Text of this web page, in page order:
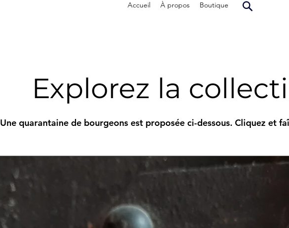
Accueil À propos Boutique
Explorez la
Une quarantaine de bourgeons est proposée ci-dessous. Cliquez et